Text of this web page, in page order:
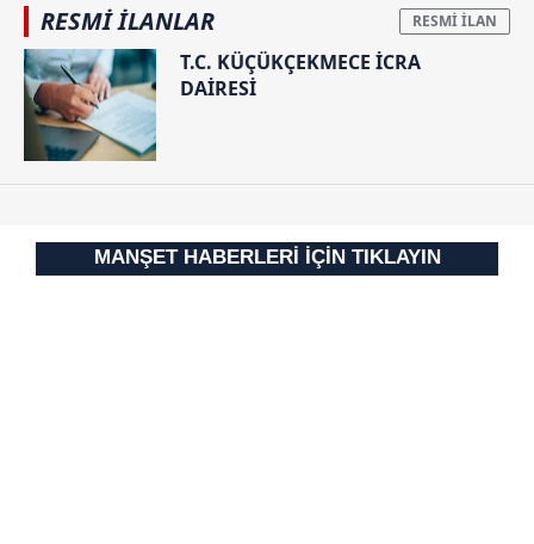
almak için lütfen
RESMİ İLANLAR
T.C. KÜÇÜKÇEKMECE İCRA
DAİRESİ
MANŞET HABERLERİ İÇİN TIKLAYIN